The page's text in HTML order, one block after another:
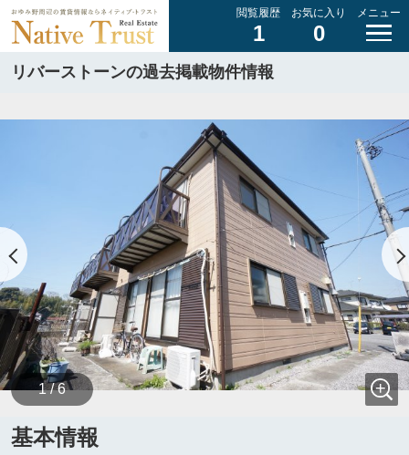
閲覧履歴
1
お気に入り
0
メニュー
リバーストーンの過去掲載物件情報
1 / 6
基本情報